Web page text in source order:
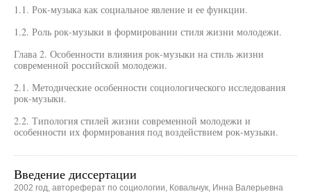
1.1. Рок-музыка как социальное явление и ее функции.
1.2. Роль рок-музыки в формировании стиля жизни молодежи.
Глава 2. Особенности влияния рок-музыки на стиль жизни
современной российской молодежи.
2.1. Методические особенности социологического исследования
рок-музыки.
2.2. Типология стилей жизни современной молодежи и
особенности их формирования под воздействием рок-музыки.
Введение диссертации
2002 год, автореферат по социологии, Ковальчук, Инна Валерьевна